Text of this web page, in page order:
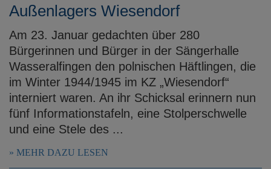
Außenlagers Wiesendorf
Am 23. Januar gedachten über 280
Bürgerinnen und Bürger in der Sängerhalle
Wasseralfingen den polnischen Häftlingen, die
im Winter 1944/1945 im KZ „Wiesendorf“
interniert waren. An ihr Schicksal erinnern nun
fünf Informationstafeln, eine Stolperschwelle
und eine Stele des ...
MEHR DAZU LESEN